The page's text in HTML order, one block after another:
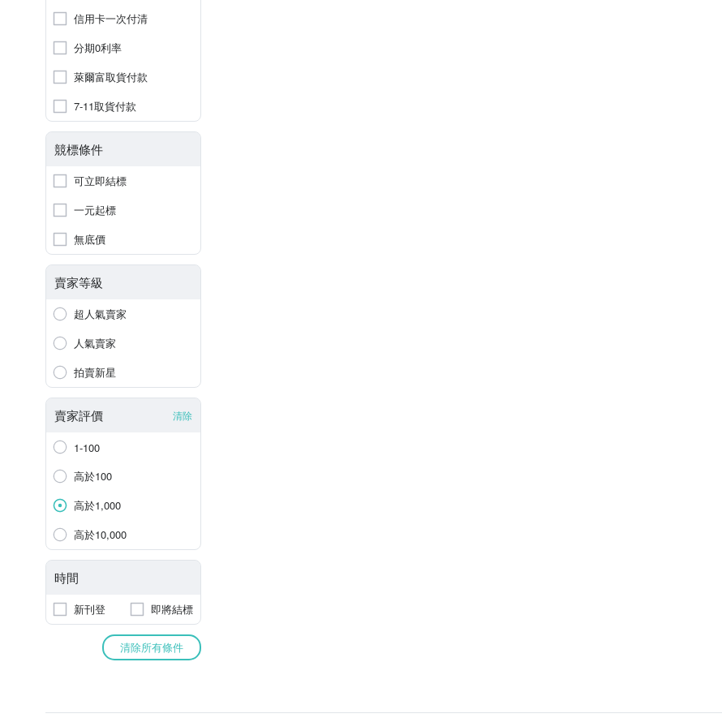
信用卡一次付清
分期0利率
萊爾富取貨付款
7-11取貨付款
競標條件
可立即結標
一元起標
無底價
賣家等級
超人氣賣家
人氣賣家
拍賣新星
賣家評價 清除
1-100
高於100
高於1,000
高於10,000
時間
新刊登 即將結標
清除所有條件